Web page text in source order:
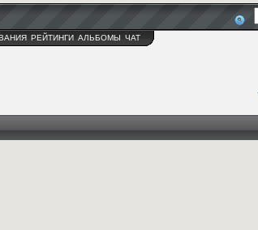
РЕЙТИНГИ АЛЬБОМЫ ЧАТ